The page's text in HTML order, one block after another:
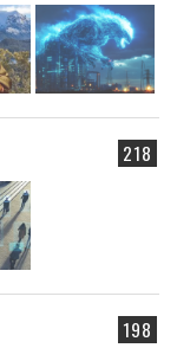
218
198